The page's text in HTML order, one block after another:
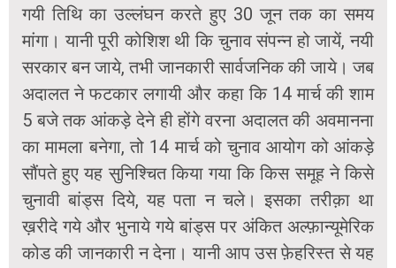
गयी तिथि का उल्लंघन करते हुए 30 जून तक का समय
मांगा। यानी पूरी कोशिश थी कि चुनाव संपन्न हो जायें, नयी
सरकार बन जाये, तभी जानकारी सार्वजनिक की जाये। जब
अदालत ने फटकार लगायी और कहा कि 14 मार्च की शाम
5 बजे तक आंकड़े देने ही होंगे वरना अदालत की अवमानना
का मामला बनेगा, तो 14 मार्च को चुनाव आयोग को आंकड़े
सौंपते हुए यह सुनिश्चित किया गया कि किस समूह ने किसे
चुनावी बांड्स दिये, यह पता न चले। इसका तरीक़ा था
ख़रीदे गये और भुनाये गये बांड्स पर अंकित अल्फ़ान्यूमेरिक
कोड की जानकारी न देना। यानी आप उस फ़ेहरिस्त से यह